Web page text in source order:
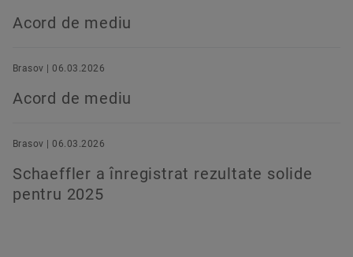
Acord de mediu
Brasov | 06.03.2026
Acord de mediu
Brasov | 06.03.2026
Schaeffler a înregistrat rezultate solide
pentru 2025